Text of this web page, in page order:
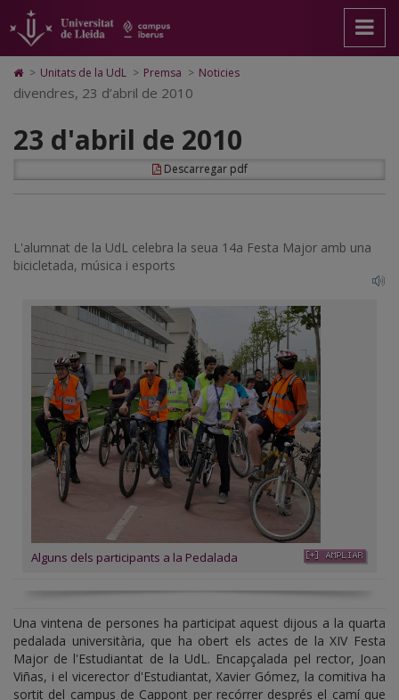
23
d'abril
de
2010
pàgina
principal.
Universitat
Lleida
contingut
principal
Mapa
Web.
Universitat
Cerca
Accessibilitat.
Universitat
Lleida
Icono
de
Home
ir
a
página
de
> Unitats de la UdL > Premsa > Noticies
divendres, 23 d’abril de 2010
23 d'abril de 2010
Descarregar pdf
L'alumnat de la UdL celebra la seua 14a Festa Major amb una
bicicletada, música i esports
Alguns dels participants a la Pedalada
Una vintena de persones ha participat aquest dijous a la quarta
pedalada universitària, que ha obert els actes de la XIV Festa
Major de l'Estudiantat de la UdL. Encapçalada pel rector, Joan
Viñas, i el vicerector d'Estudiantat, Xavier Gómez, la comitiva ha
sortit del campus de Cappont per recórrer després el camí que